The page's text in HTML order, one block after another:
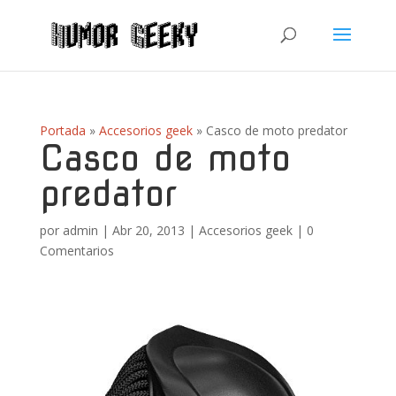
Portada » Accesorios geek» Casco de moto predator
Casco de moto
predator
por admin | Abr 20, 2013 | Accesorios geek| 0
Comentarios